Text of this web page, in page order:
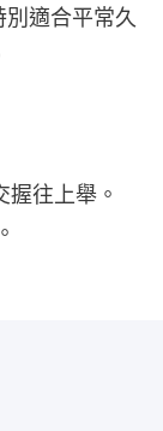
適合平常久
往上舉。